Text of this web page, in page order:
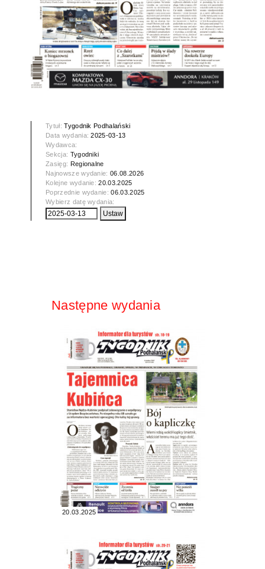
Tytuł:Tygodnik Podhalański
Data wydania:2025-03-13
Wydawca:
Sekcja: Tygodniki
Zasięg: Regionalne
Najnowsze wydanie:06.08.2026
Kolejne wydanie:20.03.2025
Poprzednie wydanie:06.03.2025
Wybierz datę wydania:
Następne wydania
20.03.2025